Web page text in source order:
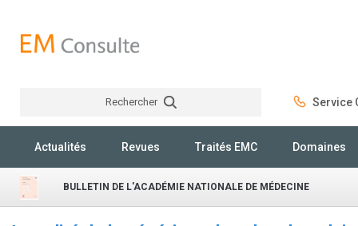
Rechercher Service
Actualités Revues Traités EMC Domaines
BULLETIN DE L'ACADÉMIE NATIONALE DE MÉDECINE